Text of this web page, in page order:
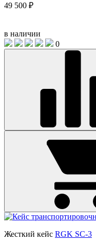
49 500 ₽
в наличии
0
Жесткий кейс RGK SC-3